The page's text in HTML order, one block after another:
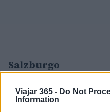
Viajar 365 - Do Not
Information
Salzburgo
lágrimas» les